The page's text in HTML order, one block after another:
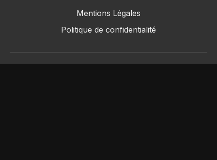
Mentions Légales
Politique de confidentialité